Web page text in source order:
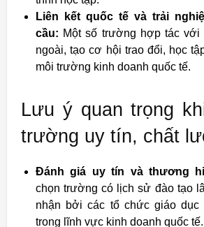
Liên kết quốc tế và trải
cầu: Một số trường hợp tác
ngoài, tạo cơ hội trao đổi, học
môi trường kinh doanh quốc tế.
Lưu ý quan trọng
trường uy tín, chất
Đánh giá uy tín và thương
chọn trường có lịch sử đào tạo
nhận bởi các tổ chức giáo dục
trong lĩnh vực kinh doanh quốc tế.